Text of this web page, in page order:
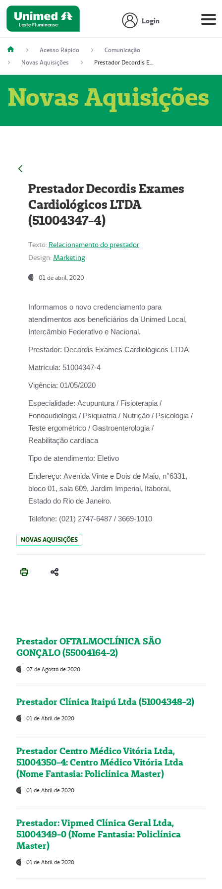
Login
Acesso Rápido
Comunicação
Novas Aquisições
Prestador Decordis Exames Cardiológicos LTDA (51004347-4)
Novas Aquisições
Prestador Decordis Exames
Cardiológicos LTDA
(51004347-4)
Texto: Relacionamento do prestador
Design: Marketing
01 de abril, 2020
Informamos o novo credenciamento para
atendimentos aos beneficiários da Unimed Local,
Intercâmbio Federativo e Nacional.
Prestador: Decordis Exames Cardiológicos LTDA
Matrícula: 51004347-4
Vigência: 01/05/2020
Especialidade: Acupuntura / Fisioterapia /
Fonoaudiologia / Psiquiatria / Nutrição / Psicologia /
Teste ergométrico / Gastroenterologia /
Reabilitação cardíaca
Tipo de atendimento: Eletivo
Endereço: Avenida Vinte e Dois de Maio, n°6331,
bloco 01, sala 609, Jardim Imperial, Itaboraí,
Estado do Rio de Janeiro.
Telefone: (021) 2747-6487 / 3669-1010
NOVAS AQUISIÇÕES
Prestador OFTALMOCLÍNICA SÃO
GONÇALO (55004164-2)
07 de Agosto de 2020
Prestador Clínica Itaipú Ltda (51004348-2)
01 de Abril de 2020
Prestador Centro Médico Vitória Ltda,
51004350-4: Centro Médico Vitória Ltda
(Nome Fantasia: Policlínica Master)
01 de Abril de 2020
Prestador: Vipmed Clínica Geral Ltda,
51004349-0 (Nome Fantasia: Policlínica
Master)
01 de Abril de 2020